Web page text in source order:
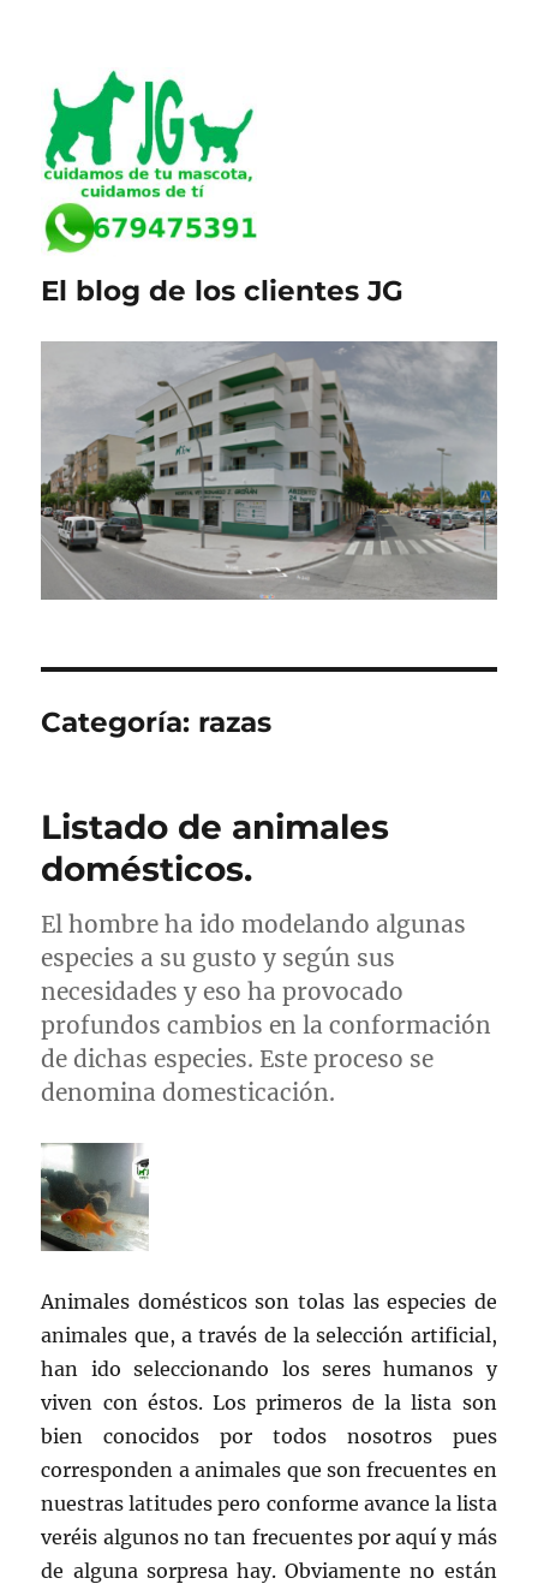
El blog de los clientes JG
Categoría: razas
Listado de animales
domésticos.
El hombre ha ido modelando algunas
especies a su gusto y según sus
necesidades y eso ha provocado
profundos cambios en la conformación
de dichas especies. Este proceso se
denomina domesticación.
Animales domésticos son tolas las especies de
animales que, a través de la selección artificial,
han ido seleccionando los seres humanos y
viven con éstos. Los primeros de la lista son
bien conocidos por todos nosotros pues
corresponden a animales que son frecuentes en
nuestras latitudes pero conforme avance la lista
veréis algunos no tan frecuentes por aquí y más
de alguna sorpresa hay. Obviamente no están